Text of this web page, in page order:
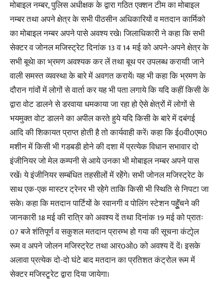
मोबाइल नम्बर, पुलिस अधीक्षक के द्वारा गठित एक्शन टीम का मोबाइल
नम्बर तथा अपने क्षेत्र के सभी पीठसीन अधिकारियों व मतदान कार्मिको
का मोबाइल नम्बर अपने पासे अवश्य रखे। जिलाधिकारी ने कहा कि सभी
सेक्टर व जोनल मजिस्ट्रेट दिनांक 13 व 14 मई को अपने-अपने क्षेत्र के
सभी बूथेा का भ्रमण अवश्यक कर लें तथा बूथ पर उपलब्ध करायाी जाने
वाली समस्त व्यवस्था के बारे में अवगत करायें। यह भी कहा कि भ्रमण के
दौरान गांवों में लोगों से वार्ता कर यह भी पता लगाये कि यदि कहीं किसी के
द्वारा वोट डालने से डरवाया धमकाया जा रहा हो ऐसे क्षेत्रों में लोगों से
भयमुक्त वोट डालने का अपील करते हुये यदि किसी के बारे में दबंगई
आदि की शिकायत प्राप्त होती है तो कार्यवाही करें। कहा कि ई0वी0एम0
मशीन में किसी भी गडबडी होने की दशा में प्रत्येक विधान सभावार दो
इंजीनियर जो मेल कम्पनी से आये उनका भी मोबाइल नम्बर अपने पास
रखें। ये इंजीनियर सम्बंधित तहसीलों में रहेेंगे। सभी जोनल मजिस्ट्रेट के
साथ एक-एक मास्टर ट्रेनर भी रहेेगे ताकि किसी भी स्थिति से निपटा जा
सके। कहा कि मतदान पार्टियों के रवानगी व पोलिंग स्टेशन पहुूॅंचने की
जानकारी 18 मई की रात्रि को अवश्य दें तथा दिनांक 19 मई को प्रातः
07 बजे शंतिपूर्ण व सकुशल मतदान प्रारम्भ हो गया की सूचना कंटाृेल
रूम व अपने जोलन मजिस्ट्रेट तथा आर0ओ0 को अवश्य दें दें। इसके
अलावा प्रत्येक दो-दो घंटे बाद मतदान का प्रतिशत कंट्रोल रूम में
सेक्टर मजिस्टृ्रेट द्वारा दिया जायेगा।